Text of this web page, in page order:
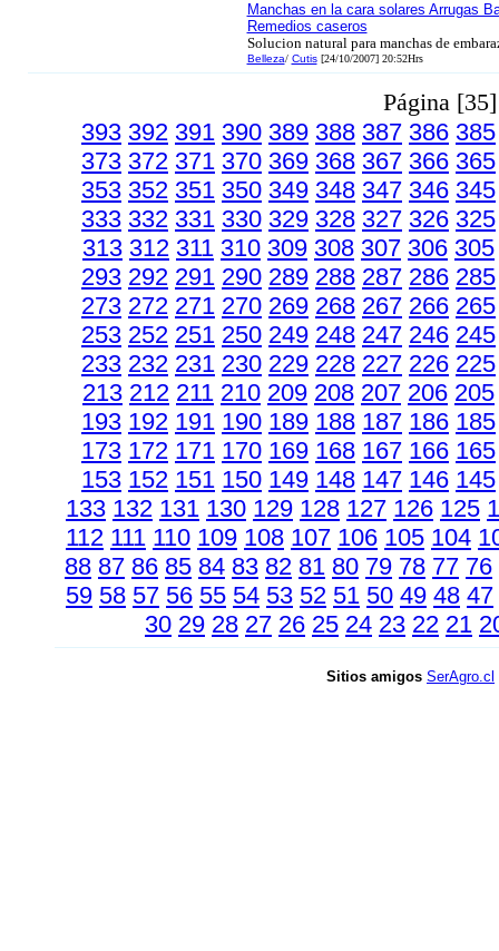
Manchas en la cara solares Arrugas
Remedios caseros
Solucion natural para manchas de
Belleza/ Cutis[24/10/2007] 20:52Hrs
Página
393 392 391 390 389 388 387 386 385
373 372 371 370 369 368 367 366 365
353 352 351 350 349 348 347 346 345
333 332 331 330 329 328 327 326 325
313 312 311 310 309 308 307 306 305
293 292 291 290 289 288 287 286 285
273 272 271 270 269 268 267 266 265
253 252 251 250 249 248 247 246 245
233 232 231 230 229 228 227 226 225
213 212 211 210 209 208 207 206 205
193 192 191 190 189 188 187 186 185
173 172 171 170 169 168 167 166 165
153 152 151 150 149 148 147 146 145
133 132 131 130 129 128 127 126 125
112 111 110 109 108 107 106 105 104
88 87 86 85 84 83 82 81 80 79 78 77 76
59 58 57 56 55 54 53 52 51 50 49 48 47
30 29 28 27 26 25 24 23 22 21
Sitios amigos SerAgro.cl